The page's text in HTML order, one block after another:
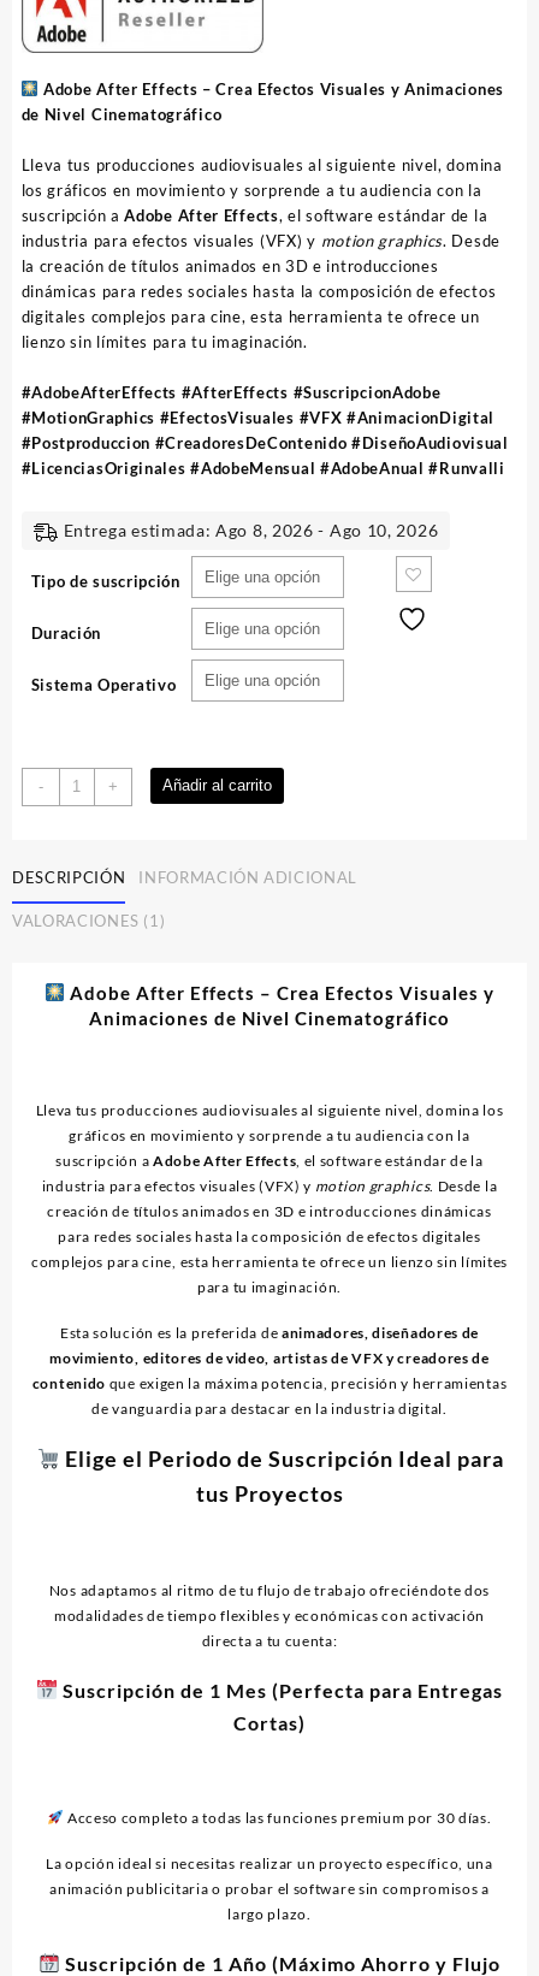
EUR
253,28
Adobe After Effects – Crea Efectos Visuales y Animaciones
de Nivel Cinematográfico
Lleva tus producciones audiovisuales al siguiente nivel, domina
los gráficos en movimiento y sorprende a tu audiencia con la
suscripción aAdobe After Effects, el software estándar de la
industria para efectos visuales (VFX) y motion graphics. Desde
la creación de títulos animados en 3D e introducciones
dinámicas para redes sociales hasta la composición de efectos
digitales complejos para cine, esta herramienta te ofrece un
lienzo sin límites para tu imaginación.
#AdobeAfterEffects #AfterEffects #SuscripcionAdobe
#MotionGraphics #EfectosVisuales #VFX #AnimacionDigital
#Postproduccion #CreadoresDeContenido #DiseñoAudiovisual
#LicenciasOriginales #AdobeMensual #AdobeAnual #Runvalli
Entrega estimada: Ago 8, 2026 - Ago 10, 2026
Tipo de suscripción
Duración
Sistema Operativo
-
Adobe
After
Suscripcion
cantidad
+ Añadir al carrito
DESCRIPCIÓN INFORMACIÓN ADICIONAL
VALORACIONES (1)
Adobe After Effects – Crea Efectos Visuales y
Animaciones de Nivel Cinematográfico
Lleva tus producciones audiovisuales al siguiente nivel, domina los
gráficos en movimiento y sorprende a tu audiencia con la
suscripción a Adobe After Effects , el software estándar de la
industria para efectos visuales (VFX) y motion graphics. Desde la
creación de títulos animados en 3D e introducciones dinámicas
para redes sociales hasta la composición de efectos digitales
complejos para cine, esta herramienta te ofrece un lienzo sin límites
para tu imaginación.
Esta solución es la preferida de animadores, diseñadores de
movimiento, editores de video, artistas de VFX y creadores de
contenido que exigen la máxima potencia, precisión y herramientas
de vanguardia para destacar en la industria digital.
Elige el Periodo de Suscripción Ideal para
tus Proyectos
Nos adaptamos al ritmo de tu flujo de trabajo ofreciéndote dos
modalidades de tiempo flexibles y económicas con activación
directa a tu cuenta:
Suscripción de 1 Mes (Perfecta para Entregas
Cortas)
Acceso completo a todas las funciones premium por 30 días.
La opción ideal si necesitas realizar un proyecto específico, una
animación publicitaria o probar el software sin compromisos a
largo plazo.
Suscripción de 1 Año (Máximo Ahorro y Flujo